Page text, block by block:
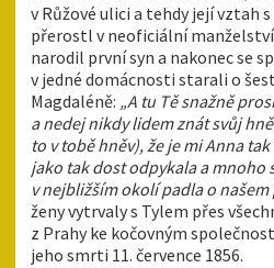
v Růžové ulici a tehdy její vztah
přerostl v neoficiální
narodil první syn a nakonec se
v jedné domácnosti starali o
Magdaléně: „A tu Tě snažně
a nedej nikdy lidem znát svůj
to v tobě hněv), že je mi Anna
jako tak dost odpykala a mnoho
v nejbližším okolí padla o
ženy vytrvaly s Tylem přes
z Prahy ke kočovným
jeho smrti 11. července 1856.